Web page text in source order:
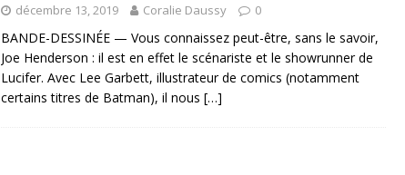
décembre 13, 2019 Coralie Daussy 0
BANDE-DESSINÉE — Vous connaissez peut-être, sans le savoir,
Joe Henderson : il est en effet le scénariste et le showrunner de
Lucifer. Avec Lee Garbett, illustrateur de comics (notamment
certains titres de Batman), il nous […]